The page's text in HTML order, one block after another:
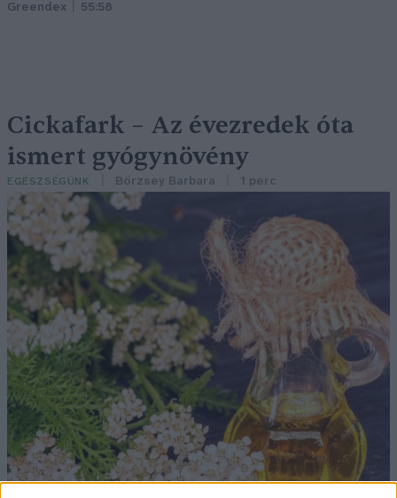
Greendex 55:58
Cickafark – Az évezredek óta
ismert gyógynövény
EGÉSZSÉGÜNK Börzsey Barbara 1 perc